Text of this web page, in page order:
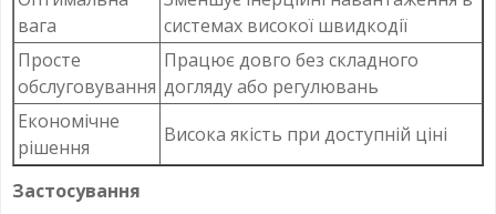
вага
системах високої швидкодії
Просте
обслуговування
Працює довго без складного
догляду або регулювань
Економічне
рішення
Висока якість при доступній ціні
Застосування